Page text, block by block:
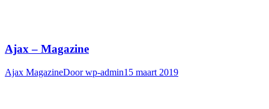
Ajax – Magazine
Ajax MagazineDoorwp-admin15 maart 2019